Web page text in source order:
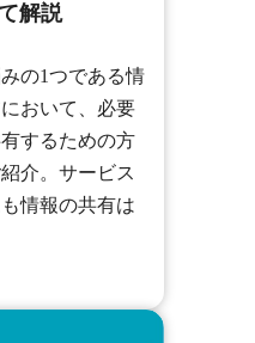
解説
の1つである情
おいて、必要
するための方
介。サービス
情報の共有は